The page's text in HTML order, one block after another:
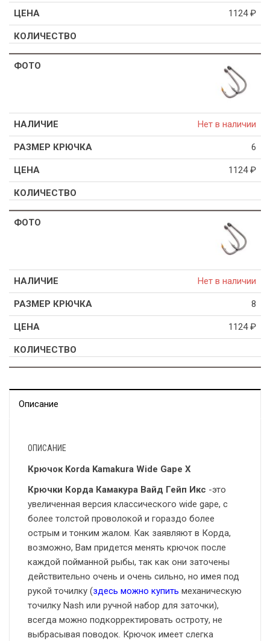
1124₽
Нет в наличии
6
1124₽
Нет в наличии
8
1124₽
Описание
ОПИСАНИЕ
Крючок Korda Kamakura Wide Gape X
Крючки Корда Камакура Вайд Гейп Икс -это
увеличенная версия классического wide gape, с
более толстой проволокой и гораздо более
острым и тонким жалом. Как заявляют в Корда,
возможно, Вам придется менять крючок после
каждой пойманной рыбы, так как они заточены
действительно очень и очень сильно, но имея под
рукой точилку (здесь можно купить механическую
точилку Nash или ручной набор для заточки),
всегда можно подкорректировать остроту, не
выбрасывая поводок. Крючок имеет слегка